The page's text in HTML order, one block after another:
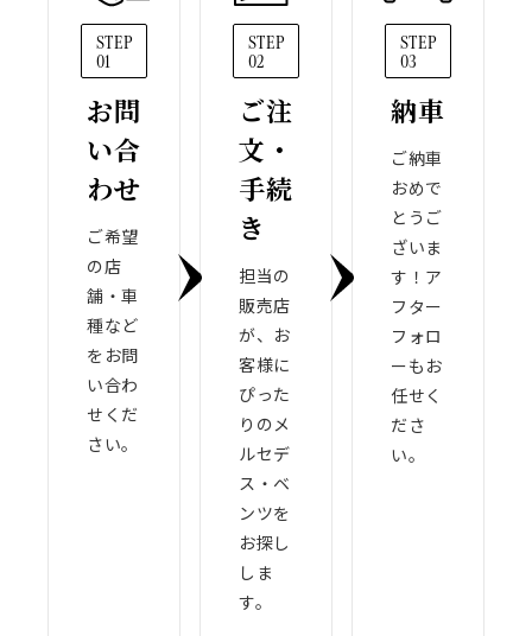
STEP
01
お問
い合
わせ
ご希望
の店
舗・車
種など
をお問
い合わ
せくだ
さい。
STEP
02
ご注
文・
手続
き
担当の
販売店
が、お
客様に
ぴった
りのメ
ルセデ
ス・ベ
ンツを
お探し
しま
す。
STEP
03
納車
ご納車
おめで
とうご
ざいま
す！ア
フター
フォロ
ーもお
任せく
ださ
い。